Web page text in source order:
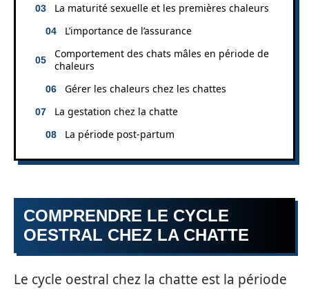
La maturité sexuelle et les premières chaleurs
L’importance de l’assurance
Comportement des chats mâles en période de
chaleurs
Gérer les chaleurs chez les chattes
La gestation chez la chatte
La période post-partum
COMPRENDRE LE CYCLE
OESTRAL CHEZ LA CHATTE
Le cycle oestral chez la chatte est la période